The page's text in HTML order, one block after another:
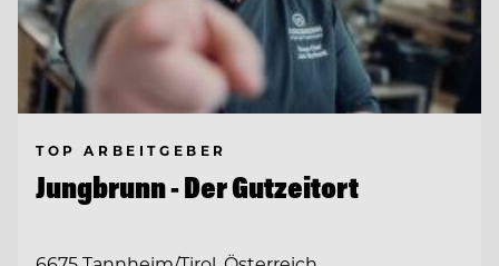
TOP ARBEITGEBER
Jungbrunn - Der Gutzeitort